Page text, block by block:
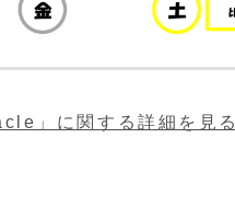
」に関する詳細を見る